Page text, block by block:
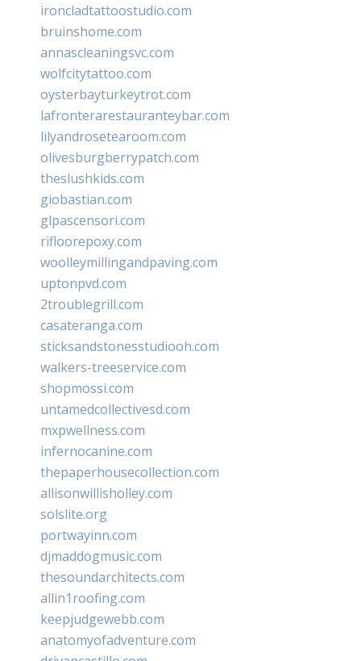
ironcladtattoostudio.com
bruinshome.com
annascleaningsvc.com
wolfcitytattoo.com
oysterbayturkeytrot.com
lafronterarestauranteybar.com
lilyandrosetearoom.com
olivesburgberrypatch.com
theslushkids.com
giobastian.com
glpascensori.com
rifloorepoxy.com
woolleymillingandpaving.com
uptonpvd.com
2troublegrill.com
casateranga.com
sticksandstonesstudiooh.com
walkers-treeservice.com
shopmossi.com
untamedcollectivesd.com
mxpwellness.com
infernocanine.com
thepaperhousecollection.com
allisonwillisholley.com
solslite.org
portwayinn.com
djmaddogmusic.com
thesoundarchitects.com
allin1roofing.com
keepjudgewebb.com
anatomyofadventure.com